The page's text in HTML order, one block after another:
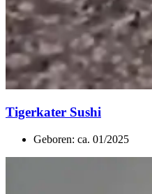
Tigerkater Sushi
Geboren: ca. 01/2025